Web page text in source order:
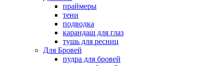
праймеры
тени
подводка
карандаш для глаз
тушь для ресниц
Для Бровей
пудра для бровей